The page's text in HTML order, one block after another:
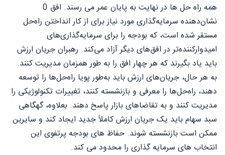
همه راه حل ها در نهایت به پایان عمر می رسند. افق 0
نشان‌دهنده سرمایه‌گذاری مورد نیاز برای از کار انداختن راه‌حل
مستقر شده است، که بودجه را برای سرمایه‌گذاری‌های
امیدوارکننده‌تر در افق‌های دیگر آزاد می‌کند. رهبران جریان ارزش
باید یاد بگیرند که هر چهار افق را به طور همزمان مدیریت کنند.
به هر حال، جریان‌های ارزش باید به‌طور پویا راه‌حل‌ها را توسعه
دهند، راه‌حل‌ها را معرفی و بازنشسته کنند، تغییرات تکنولوژیکی را
مدیریت کنند و به تقاضاهای بازار پاسخ دهند. بعلاوه، گهگاهی
سبد سهام باید یک جریان ارزش کاملاً جدید ایجاد کند و سایرین
ممکن است بازنشسته شوند. حفاظ های بودجه پرتفوی این
انتخاب های سرمایه گذاری را محدود می کند.